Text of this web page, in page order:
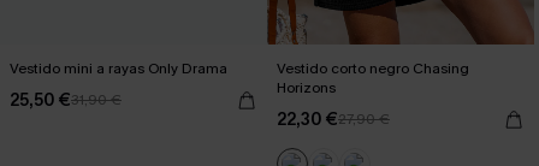
Vestido mini a rayas Only Drama
25,50 €31,90 €
Vestido corto negro Chasing
Horizons
22,30 €27,90 €